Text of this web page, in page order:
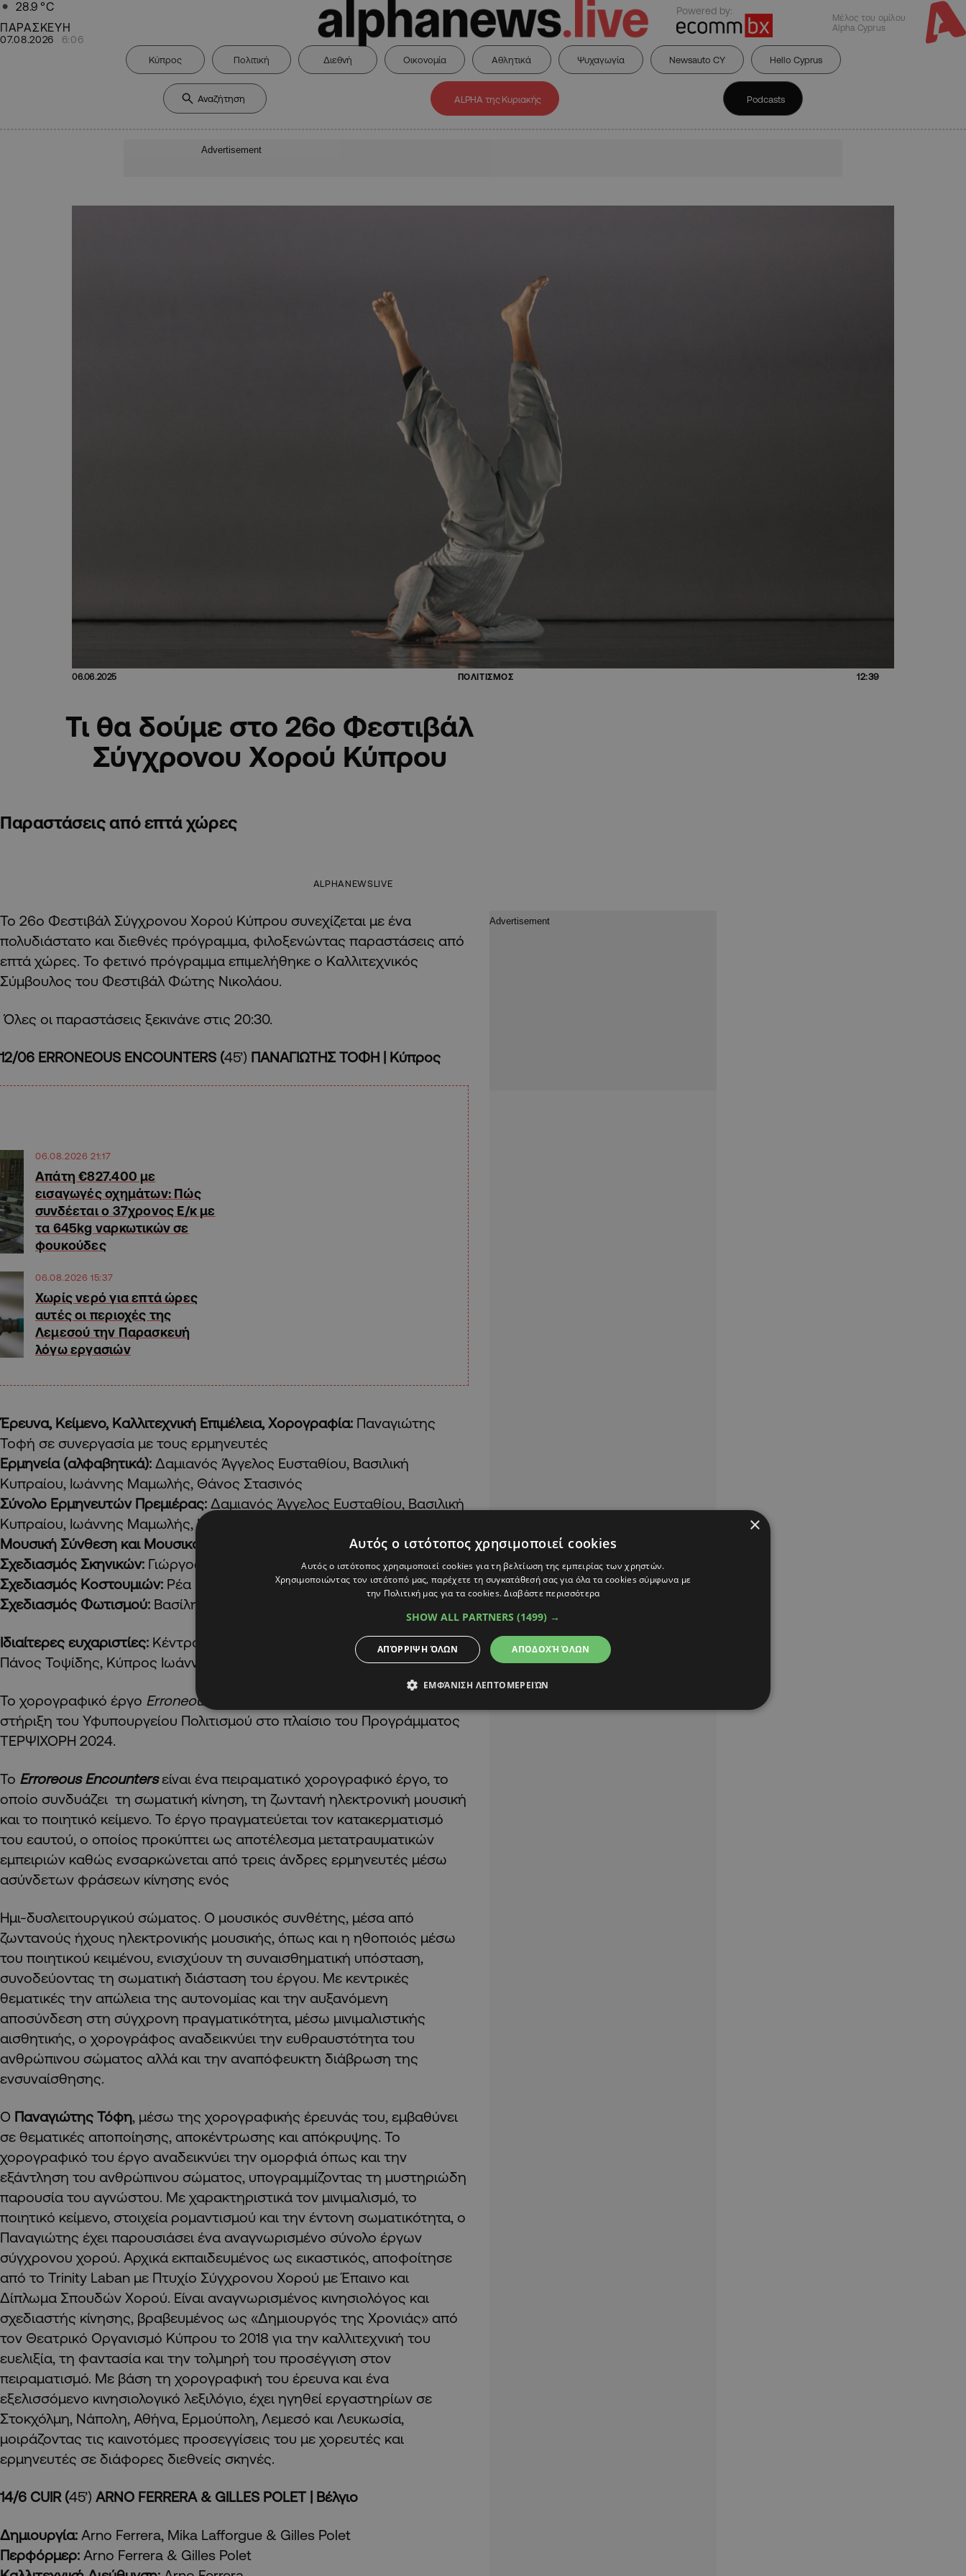
28.9 °C
ΠΑΡΑΣΚΕΥΗ
07.08.2026 6:06
Powered by:
Μέλος του ομίλου
Alpha Cyprus
Κύπρος Πολιτική Διεθνή Οικονομία Αθλητικά Ψυχαγωγία Newsauto CY Hello Cyprus
ALPHA της Κυριακής Podcasts
Advertisement
06.06.2025 ΠΟΛΙΤΙΣΜΟΣ 12:39
Τι θα δούμε στο 26ο Φεστιβάλ
Σύγχρονου Χορού Κύπρου
Παραστάσεις από επτά χώρες
ALPHANEWSLIVE
Το 26ο Φεστιβάλ Σύγχρονου Χορού Κύπρου συνεχίζεται με ένα
πολυδιάστατο και διεθνές πρόγραμμα, φιλοξενώντας παραστάσεις από
επτά χώρες. Το φετινό πρόγραμμα επιμελήθηκε ο Καλλιτεχνικός
Σύμβουλος του Φεστιβάλ Φώτης Νικολάου.
Όλες οι παραστάσεις ξεκινάνε στις 20:30.
12/06 ERRONEOUS ENCOUNTERS (45’) ΠΑΝΑΓΙΩΤΗΣ ΤΟΦΗ | Κύπρος
06.08.2026 21:17
Απάτη €827.400 με
εισαγωγές οχημάτων: Πώς
συνδέεται ο 37χρονος Ε/κ με
τα 645kg ναρκωτικών σε
φουκούδες
06.08.2026 15:37
Χωρίς νερό για επτά ώρες
αυτές οι περιοχές της
Λεμεσού την Παρασκευή
λόγω εργασιών
Έρευνα, Κείμενο, Καλλιτεχνική Επιμέλεια, Χορογραφία: Παναγιώτης
Τοφή σε συνεργασία με τους ερμηνευτές
Ερμηνεία (αλφαβητικά): Δαμιανός Άγγελος Ευσταθίου, Βασιλική
Κυπραίου, Ιωάννης Μαμωλής, Θάνος Στασινός
Σύνολο Ερμηνευτών Πρεμιέρας: Δαμιανός Άγγελος Ευσταθίου, Βασιλική
Κυπραίου, Ιωάννης Μαμωλής, Νίκος Σαμουρίδης
Μουσική Σύνθεση και Μουσικός επί Σκηνής:
Ανδρέας Οικονομίδης
Σχεδιασμός Σκηνικών: Γιώργος Γιάννου
Σχεδιασμός Κοστουμιών: Ρέα Ολυμπίου
Σχεδιασμός Φωτισμού: Βασίλης Πετεινάρης
Ιδιαίτερες ευχαριστίες: Κέντρο Χορού Chorologie, Vert School of Dance,
Πάνος Τοψίδης, Κύπρος Ιωάννου, Μαριλένα Ττοφή
Το χορογραφικό έργo Erroneous
στήριξη του Υφυπουργείου Πολιτισμού στο πλαίσιο του Προγράμματος
ΤΕΡΨΙΧΟΡΗ 2024.
Το Erroreous Encountersείναι ένα πειραματικό χορογραφικό έργο, το
οποίο συνδυάζει τη σωματική κίνηση, τη ζωντανή ηλεκτρονική μουσική
και το ποιητικό κείμενο. Το έργο πραγματεύεται τον κατακερματισμό
του εαυτού, ο οποίος προκύπτει ως αποτέλεσμα μετατραυματικών
εμπειριών καθώς ενσαρκώνεται από τρεις άνδρες ερμηνευτές μέσω
ασύνδετων φράσεων κίνησης ενός
Ημι-δυσλειτουργικού σώματος. Ο μουσικός συνθέτης, μέσα από
ζωντανούς ήχους ηλεκτρονικής μουσικής, όπως και η ηθοποιός μέσω
του ποιητικού κειμένου, ενισχύουν τη συναισθηματική υπόσταση,
συνοδεύοντας τη σωματική διάσταση του έργου. Με κεντρικές
θεματικές την απώλεια της αυτονομίας και την αυξανόμενη
αποσύνδεση στη σύγχρονη πραγματικότητα, μέσω μινιμαλιστικής
αισθητικής, ο χορογράφος αναδεικνύει την ευθραυστότητα του
ανθρώπινου σώματος αλλά και την αναπόφευκτη διάβρωση της
ενσυναίσθησης.
Ο Παναγιώτης Τόφη, μέσω της χορογραφικής έρευνάς του, εμβαθύνει
σε θεματικές αποποίησης, αποκέντρωσης και απόκρυψης. Το
χορογραφικό του έργο αναδεικνύει την ομορφιά όπως και την
εξάντληση του ανθρώπινου σώματος, υπογραμμίζοντας τη μυστηριώδη
παρουσία του αγνώστου. Με χαρακτηριστικά τον μινιμαλισμό, το
ποιητικό κείμενο, στοιχεία ρομαντισμού και την έντονη σωματικότητα, ο
Παναγιώτης έχει παρουσιάσει ένα αναγνωρισμένο σύνολο έργων
σύγχρονου χορού. Αρχικά εκπαιδευμένος ως εικαστικός, αποφοίτησε
από το Trinity Laban με Πτυχίο Σύγχρονου Χορού με Έπαινο και
Δίπλωμα Σπουδών Χορού. Είναι αναγνωρισμένος κινησιολόγος και
σχεδιαστής κίνησης, βραβευμένος ως «Δημιουργός της Χρονιάς» από
τον Θεατρικό Οργανισμό Κύπρου το 2018 για την καλλιτεχνική του
ευελιξία, τη φαντασία και την τολμηρή του προσέγγιση στον
πειραματισμό. Με βάση τη χορογραφική του έρευνα και ένα
εξελισσόμενο κινησιολογικό λεξιλόγιο, έχει ηγηθεί εργαστηρίων σε
Στοκχόλμη, Νάπολη, Αθήνα, Ερμούπολη, Λεμεσό και Λευκωσία,
μοιράζοντας τις καινοτόμες προσεγγίσεις του με χορευτές και
ερμηνευτές σε διάφορες διεθνείς σκηνές.
14/6 CUIR (45’) ARNO FERRERA & GILLES POLET | Βέλγιο
Δημιουργία: Arno Ferrera, Mika Lafforgue & Gilles Polet
Περφόρμερ: Arno Ferrera & Gilles Polet
×
Αυτός ο ιστότοπος χρησιμοποιεί cookies
Αυτός ο ιστότοπος χρησιμοποιεί cookies για τη βελτίωση της εμπειρίας των χρηστών.
Χρησιμοποιώντας τον ιστότοπό μας, παρέχετε τη συγκατάθεσή σας για όλα τα cookies σύμφωνα με
την Πολιτική μας για τα cookies.Διαβάστε περισσότερα
SHOW ALL PARTNERS (1499) →
ΑΠΟΔΟΧΉ ΌΛΩΝ
ΑΠΌΡΡΙΨΗ ΌΛΩΝ
ΕΜΦΆΝΙΣΗ ΛΕΠΤΟΜΕΡΕΙΏΝ